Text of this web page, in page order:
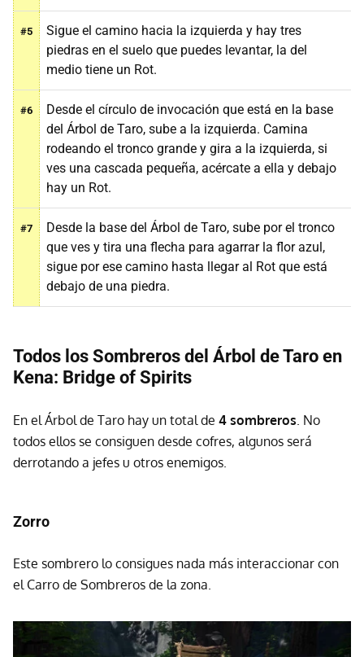
#5
Sigue el camino hacia la izquierda y hay tres
piedras en el suelo que puedes levantar, la del
medio tiene un Rot.
#6
Desde el círculo de invocación que está en la base
del Árbol de Taro, sube a la izquierda. Camina
rodeando el tronco grande y gira a la izquierda, si
ves una cascada pequeña, acércate a ella y debajo
hay un Rot.
#7
Desde la base del Árbol de Taro, sube por el tronco
que ves y tira una flecha para agarrar la flor azul,
sigue por ese camino hasta llegar al Rot que está
debajo de una piedra.
Todos los Sombreros del Árbol de Taro en
Kena: Bridge of Spirits
En el Árbol de Taro hay un total de 4 sombreros . No
todos ellos se consiguen desde cofres, algunos será
derrotando a jefes u otros enemigos.
Zorro
Este sombrero lo consigues nada más interaccionar con
el Carro de Sombreros de la zona.